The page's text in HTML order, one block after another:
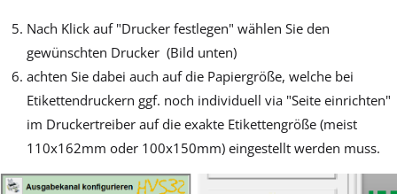
Nach Klick auf "Drucker festlegen" wählen Sie den
gewünschten Drucker (Bild unten)
achten Sie dabei auch auf die Papiergröße, welche bei
Etikettendruckern ggf. noch individuell via "Seite einrichten"
im Druckertreiber auf die exakte Etikettengröße (meist
110x162mm oder 100x150mm) eingestellt werden muss.